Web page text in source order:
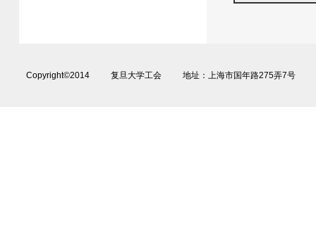
Copyright©2014 复旦大学工会 地址：上海市国年路275弄7号